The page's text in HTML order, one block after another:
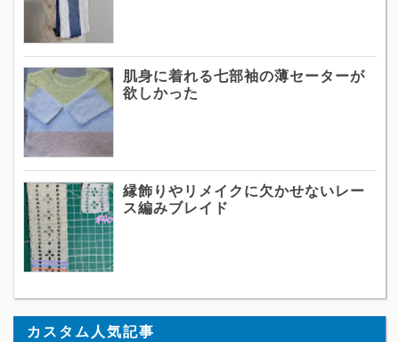
肌身に着れる七部袖の薄セーターが
欲しかった
縁飾りやリメイクに欠かせないレー
ス編みブレイド
カスタム人気記事